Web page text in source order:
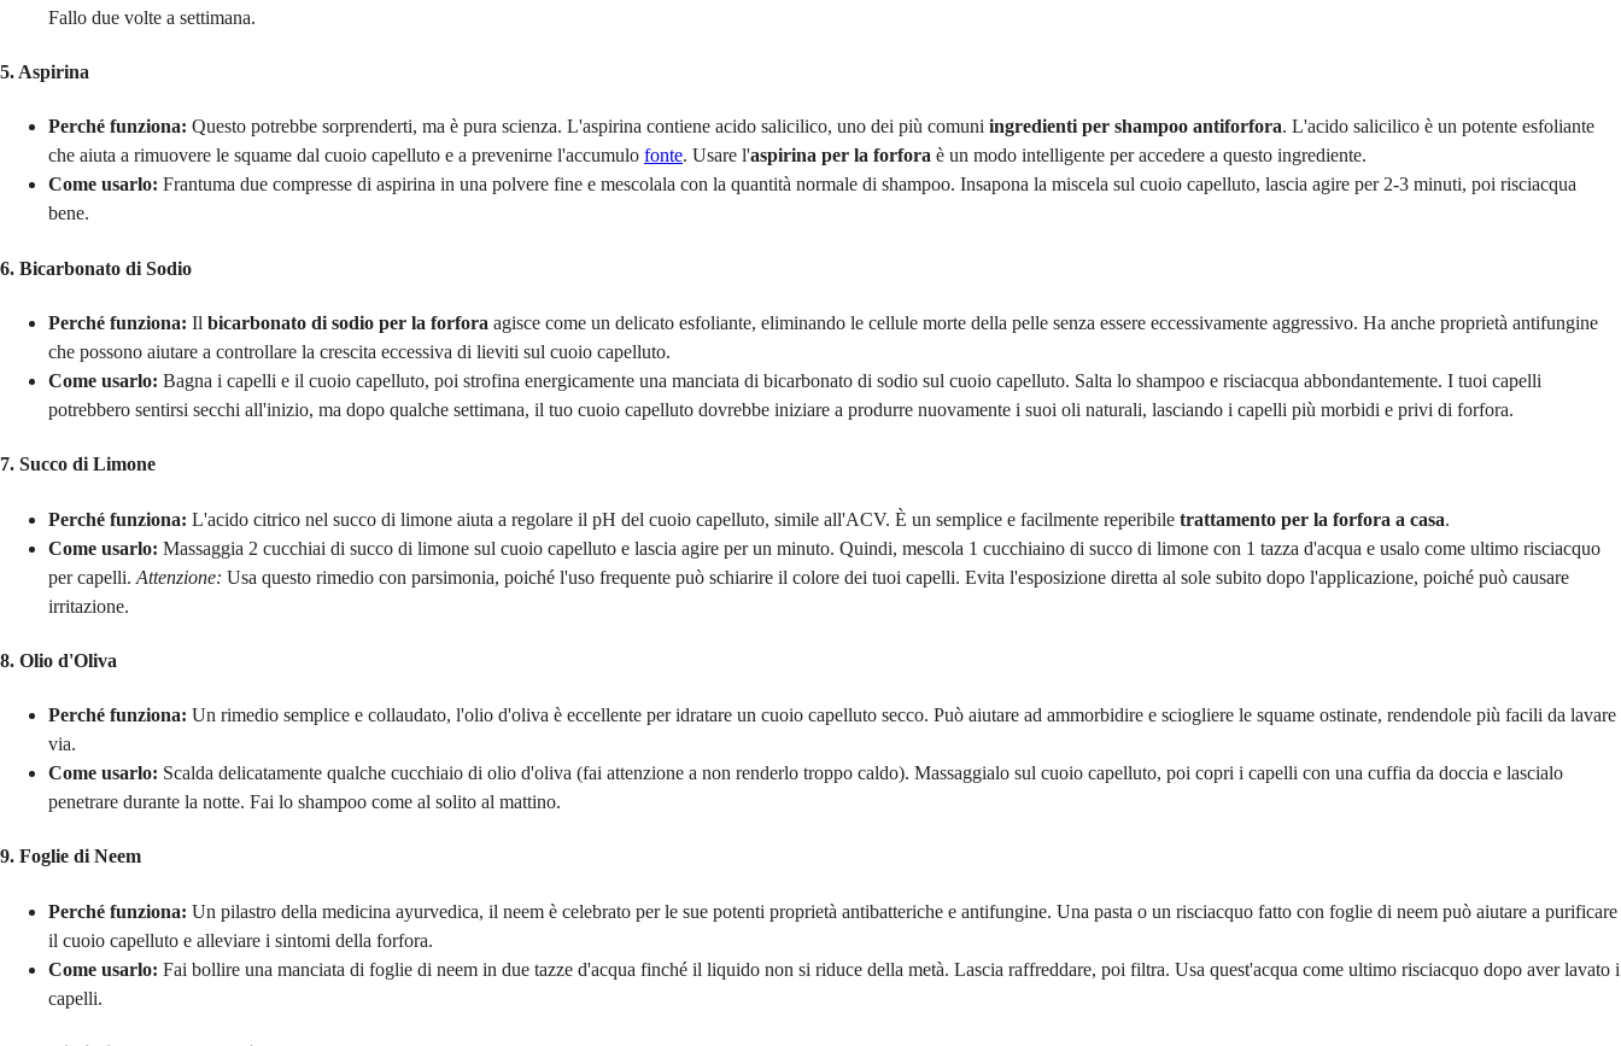
Fallo due volte a settimana.
5. Aspirina
Perché funziona: Questo potrebbe sorprenderti, ma è pura scienza. L'aspirina contiene acido salicilico, uno dei più comuni ingredienti per shampoo antiforfora. L'acido salicilico è un potente esfoliante
che aiuta a rimuovere le squame dal cuoio capelluto e a prevenirne l'accumulo fonte. Usare l'aspirina per la forfora è un modo intelligente per accedere a questo ingrediente.
Come usarlo: Frantuma due compresse di aspirina in una polvere fine e mescolala con la quantità normale di shampoo. Insapona la miscela sul cuoio capelluto, lascia agire per 2-3 minuti, poi risciacqua
bene.
6. Bicarbonato di Sodio
Perché funziona: Il bicarbonato di sodio per la forfora agisce come un delicato esfoliante, eliminando le cellule morte della pelle senza essere eccessivamente aggressivo. Ha anche proprietà antifungine
che possono aiutare a controllare la crescita eccessiva di lieviti sul cuoio capelluto.
Come usarlo: Bagna i capelli e il cuoio capelluto, poi strofina energicamente una manciata di bicarbonato di sodio sul cuoio capelluto. Salta lo shampoo e risciacqua abbondantemente. I tuoi capelli
potrebbero sentirsi secchi all'inizio, ma dopo qualche settimana, il tuo cuoio capelluto dovrebbe iniziare a produrre nuovamente i suoi oli naturali, lasciando i capelli più morbidi e privi di forfora.
7. Succo di Limone
Perché funziona: L'acido citrico nel succo di limone aiuta a regolare il pH del cuoio capelluto, simile all'ACV. È un semplice e facilmente reperibile trattamento per la forfora a casa.
Come usarlo: Massaggia 2 cucchiai di succo di limone sul cuoio capelluto e lascia agire per un minuto. Quindi, mescola 1 cucchiaino di succo di limone con 1 tazza d'acqua e usalo come ultimo risciacquo
per capelli. Attenzione: Usa questo rimedio con parsimonia, poiché l'uso frequente può schiarire il colore dei tuoi capelli. Evita l'esposizione diretta al sole subito dopo l'applicazione, poiché può causare
irritazione.
8. Olio d'Oliva
Perché funziona: Un rimedio semplice e collaudato, l'olio d'oliva è eccellente per idratare un cuoio capelluto secco. Può aiutare ad ammorbidire e sciogliere le squame ostinate, rendendole più facili da lavare
via.
Come usarlo: Scalda delicatamente qualche cucchiaio di olio d'oliva (fai attenzione a non renderlo troppo caldo). Massaggialo sul cuoio capelluto, poi copri i capelli con una cuffia da doccia e lascialo
penetrare durante la notte. Fai lo shampoo come al solito al mattino.
9. Foglie di Neem
Perché funziona: Un pilastro della medicina ayurvedica, il neem è celebrato per le sue potenti proprietà antibatteriche e antifungine. Una pasta o un risciacquo fatto con foglie di neem può aiutare a purificare
il cuoio capelluto e alleviare i sintomi della forfora.
Come usarlo: Fai bollire una manciata di foglie di neem in due tazze d'acqua finché il liquido non si riduce della metà. Lascia raffreddare, poi filtra. Usa quest'acqua come ultimo risciacquo dopo aver lavato i
capelli.